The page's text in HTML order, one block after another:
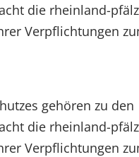
die rheinland-
Verpflichtungen
gehören zu den
die rheinland-
Verpflichtungen